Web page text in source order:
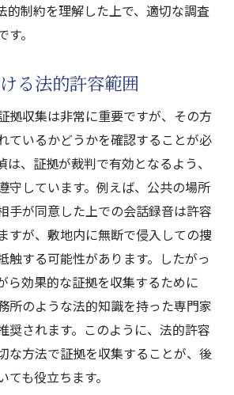
的制約を理解した上で、適切な調査
。
る法的許容範囲
拠収集は非常に重要ですが、その方
ているかどうかを確認することが必
は、証拠が裁判で有効となるよう、
守しています。例えば、公共の場所
手が同意した上での会話録音は許容
すが、敷地内に無断で侵入しての捜
触する可能性があります。したがっ
ら効果的な証拠を収集するために
所のような法的知識を持った専門家
奨されます。このように、法的許容
な方法で証拠を収集することが、後
も役立ちます。